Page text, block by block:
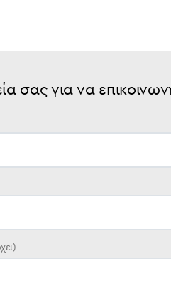
σας για να